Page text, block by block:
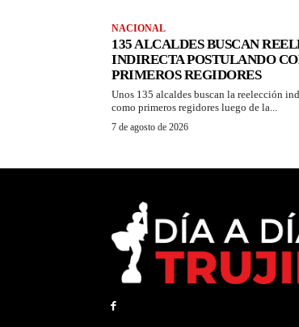
NACIONAL
135 ALCALDES BUSCAN
INDIRECTA POSTULANDO
PRIMEROS REGIDORES
Unos 135 alcaldes buscan la reelección
como primeros regidores luego de la...
7 de agosto de 2026